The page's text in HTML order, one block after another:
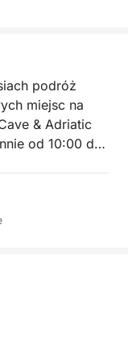
podróż
miejsc na
& Adriatic
od 10:00 do
dzień na
— lśniącej
to